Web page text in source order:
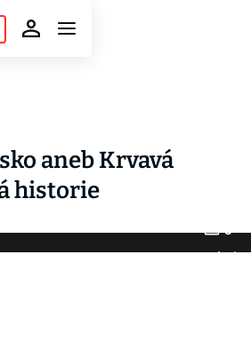
aneb Krvavá
historie
6
Fotogalerie